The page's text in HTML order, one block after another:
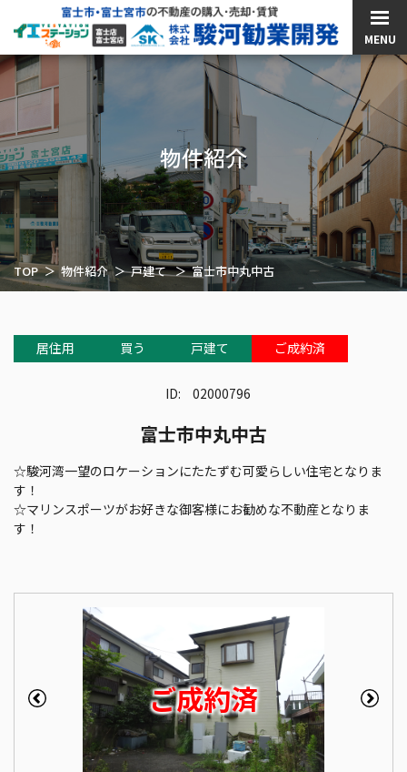
MENU
物件紹介
TOP 物件紹介 戸建て 富士市中丸中古
居住用 買う 戸建て ご成約済
ID: 02000796
富士市中丸中古
☆駿河湾一望のロケーションにたたずむ可愛らしい住宅となりま
す！
☆マリンスポーツがお好きな御客様にお勧めな不動産となりま
す！
ご成約済